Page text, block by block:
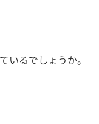
いるでしょうか。